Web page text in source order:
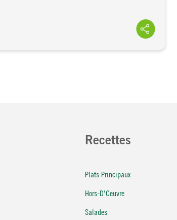
Recettes
Plats Principaux
Hors-D'Ceuvre
Salades